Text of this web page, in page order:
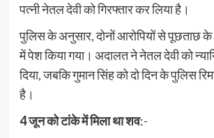
पत्नी नेतल देवी को गिरफ्तार कर लिया है।
पुलिस के अनुसार, दोनों आरोपियों से पूछताछ के
में पेश किया गया। अदालत ने नेतल देवी को
दिया, जबकि गुमान सिंह को दो दिन के पुलिस
है।
4 जून को टांके में मिला था शव:-